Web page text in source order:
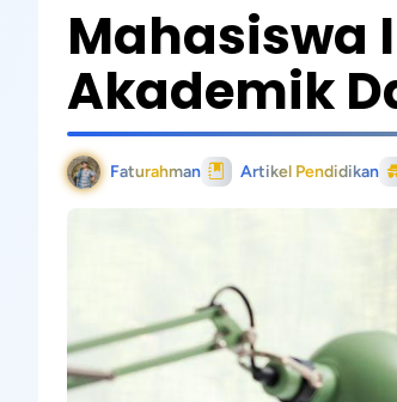
Mahasiswa
Akademik
Faturahman Artikel Pendidikan